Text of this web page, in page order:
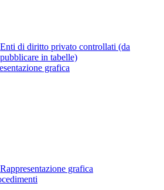
Enti di diritto privato controllati (da
pubblicare in tabelle)
grafica
Rappresentazione grafica